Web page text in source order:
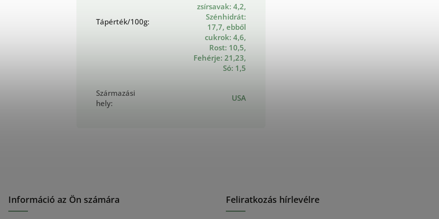
Tápérték/100g:
zsírsavak: 4,2,
Szénhidrát:
17,7, ebből
cukrok: 4,6,
Rost: 10,5,
Fehérje: 21,23,
Só: 1,5
Származási
hely:
USA
Információ az Ön számára Feliratkozás hírlevélre